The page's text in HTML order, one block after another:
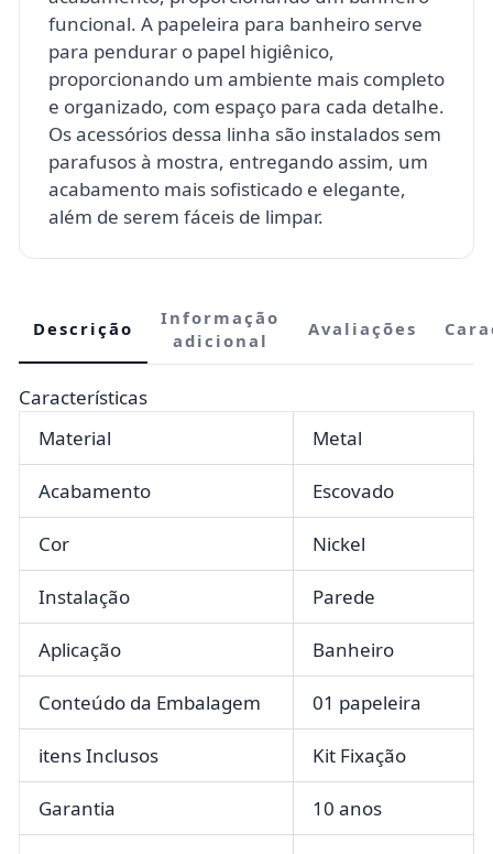
funcional. A papeleira para banheiro serve
para pendurar o papel higiênico,
proporcionando um ambiente mais completo
e organizado, com espaço para cada detalhe.
Os acessórios dessa linha são instalados sem
parafusos à mostra, entregando assim, um
acabamento mais sofisticado e elegante,
além de serem fáceis de limpar.
Descrição
Informação
adicional
Avaliações
Características
Material
Metal
Acabamento Escovado
Cor Nickel
Instalação Parede
Aplicação Banheiro
Conteúdo da Embalagem 01 papeleira
itens Inclusos Kit Fixação
Garantia 10 anos